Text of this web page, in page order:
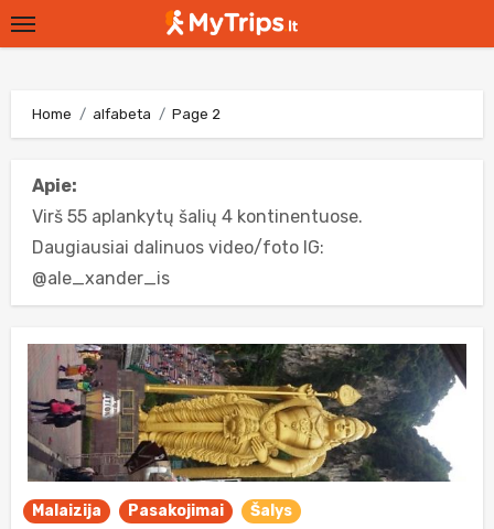
Skip
to
Home alfabeta Page 2
Apie:
Virš 55 aplankytų šalių 4 kontinentuose.
Daugiausiai dalinuos video/foto IG:
@ale_xander_is
Malaizija Pasakojimai Šalys